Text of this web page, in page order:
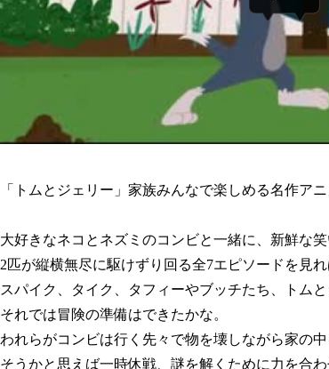
「トムとジェリー」家族みんなで楽しめる名作ア
大好きなネコとネズミのコンビと一緒に、新鮮な笑
2匹が縦横無尽に駆けずり回る全7エピソードを見
スパイク、タイク、タフィーやブッチたち、トム
それでは冒険の準備はできたかな。
われらがコンビは行く先々で物を壊しながら家の中
そうかと思えば一時休戦、謎を解くために力を合わ